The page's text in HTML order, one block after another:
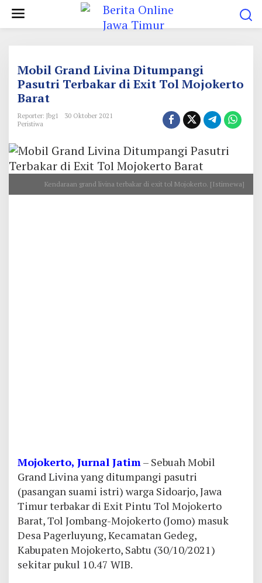
Mobil Grand Livina Ditumpangi
Pasutri Terbakar di Exit Tol Mojokerto
Barat
Reporter: Jbg1
30 Oktober 2021
Peristiwa
Kendaraan grand livina terbakar di exit tol Mojokerto. [Istimewa]
Mojokerto, Jurnal Jatim– Sebuah Mobil
Grand Livina yang ditumpangi pasutri
(pasangan suami istri) warga Sidoarjo, Jawa
Timur terbakar di Exit Pintu Tol Mojokerto
Barat, Tol Jombang-Mojokerto (Jomo) masuk
Desa Pagerluyung, Kecamatan Gedeg,
Kabupaten Mojokerto, Sabtu (30/10/2021)
sekitar pukul 10.47 WIB.